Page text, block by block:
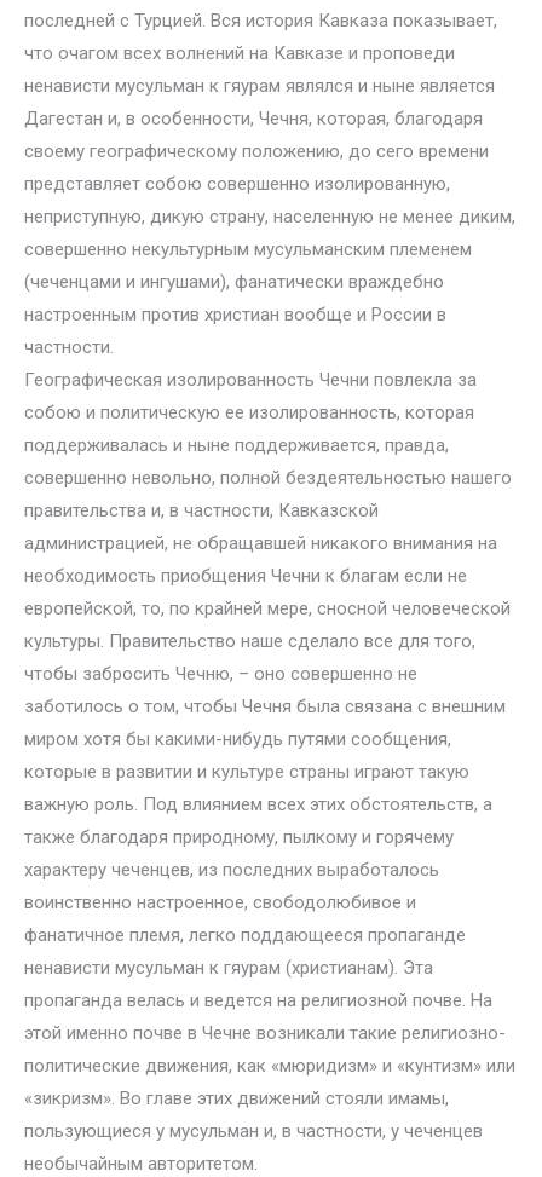
последней с Турцией. Вся история Кавказа показывает,
что очагом всех волнений на Кавказе и проповеди
ненависти мусульман к гяурам являлся и ныне является
Дагестан и, в особенности, Чечня, которая, благодаря
своему географическому положению, до сего времени
представляет собою совершенно изолированную,
неприступную, дикую страну, населенную не менее диким,
совершенно некультурным мусульманским племенем
(чеченцами и ингушами), фанатически враждебно
настроенным против христиан вообще и России в
частности.
Географическая изолированность Чечни повлекла за
собою и политическую ее изолированность, которая
поддерживалась и ныне поддерживается, правда,
совершенно невольно, полной бездеятельностью нашего
правительства и, в частности, Кавказской
администрацией, не обращавшей никакого внимания на
необходимость приобщения Чечни к благам если не
европейской, то, по крайней мере, сносной человеческой
культуры. Правительство наше сделало все для того,
чтобы забросить Чечню, – оно совершенно не
заботилось о том, чтобы Чечня была связана с внешним
миром хотя бы какими-нибудь путями сообщения,
которые в развитии и культуре страны играют такую
важную роль. Под влиянием всех этих обстоятельств, а
также благодаря природному, пылкому и горячему
характеру чеченцев, из последних выработалось
воинственно настроенное, свободолюбивое и
фанатичное племя, легко поддающееся пропаганде
ненависти мусульман к гяурам (христианам). Эта
пропаганда велась и ведется на религиозной почве. На
этой именно почве в Чечне возникали такие религиозно-
политические движения, как «мюридизм» и «кунтизм» или
«зикризм». Во главе этих движений стояли имамы,
пользующиеся у мусульман и, в частности, у чеченцев
необычайным авторитетом.